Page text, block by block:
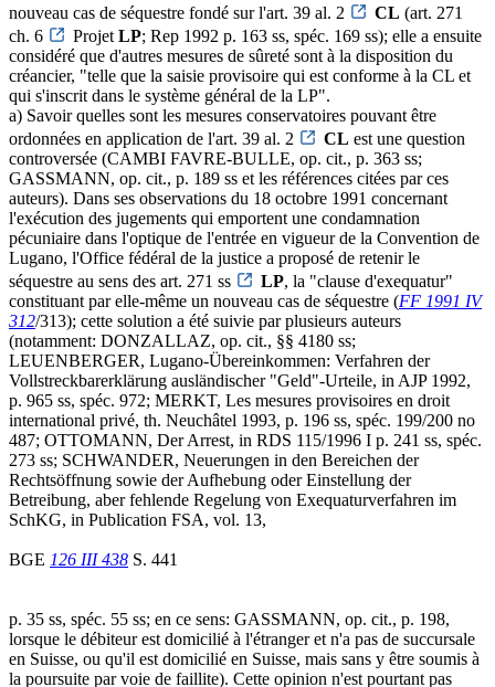
nouveau cas de séquestre fondé sur l'art. 39 al. 2
CL (art. 271
ch. 6
Projet LP; Rep 1992 p. 163 ss, spéc. 169 ss); elle a ensuite
considéré que d'autres mesures de sûreté sont à la disposition du
créancier, "telle que la saisie provisoire qui est conforme à la CL et
qui s'inscrit dans le système général de la LP".
a) Savoir quelles sont les mesures conservatoires pouvant être
ordonnées en application de l'art. 39 al. 2
CL est une question
controversée (CAMBI FAVRE-BULLE, op. cit., p. 363 ss;
GASSMANN, op. cit., p. 189 ss et les références citées par ces
auteurs). Dans ses observations du 18 octobre 1991 concernant
l'exécution des jugements qui emportent une condamnation
pécuniaire dans l'optique de l'entrée en vigueur de la Convention de
Lugano, l'Office fédéral de la justice a proposé de retenir le
séquestre au sens des art. 271 ss
LP, la "clause d'exequatur"
constituant par elle-même un nouveau cas de séquestre (FF 1991 IV
312/313); cette solution a été suivie par plusieurs auteurs
(notamment: DONZALLAZ, op. cit., §§ 4180 ss;
LEUENBERGER, Lugano-Übereinkommen: Verfahren der
Vollstreckbarerklärung ausländischer "Geld"-Urteile, in AJP 1992,
p. 965 ss, spéc. 972; MERKT, Les mesures provisoires en droit
international privé, th. Neuchâtel 1993, p. 196 ss, spéc. 199/200 no
487; OTTOMANN, Der Arrest, in RDS 115/1996 I p. 241 ss, spéc.
273 ss; SCHWANDER, Neuerungen in den Bereichen der
Rechtsöffnung sowie der Aufhebung oder Einstellung der
Betreibung, aber fehlende Regelung von Exequaturverfahren im
SchKG, in Publication FSA, vol. 13,
BGE 126 III 438 S. 441
p. 35 ss, spéc. 55 ss; en ce sens: GASSMANN, op. cit., p. 198,
lorsque le débiteur est domicilié à l'étranger et n'a pas de succursale
en Suisse, ou qu'il est domicilié en Suisse, mais sans y être soumis à
la poursuite par voie de faillite). Cette opinion n'est pourtant pas